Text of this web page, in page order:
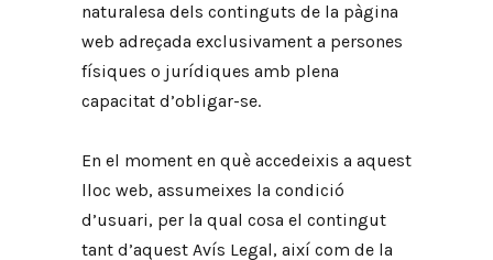
naturalesa dels continguts de la pàgina
web adreçada exclusivament a persones
físiques o jurídiques amb plena
capacitat d’obligar-se.
En el moment en què accedeixis a aquest
lloc web, assumeixes la condició
d’usuari, per la qual cosa el contingut
tant d’aquest Avís Legal, així com de la